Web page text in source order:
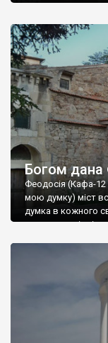
Богом дана
Феодосія (Кафа-12
мою думку) міст
думка в кожного
запрошую